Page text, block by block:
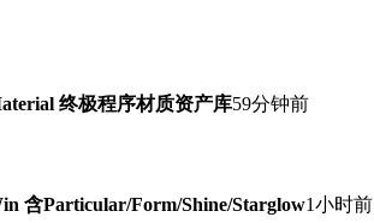
终极程序材质资产库59分钟前
含Particular/Form/Shine/Starglow1小时前